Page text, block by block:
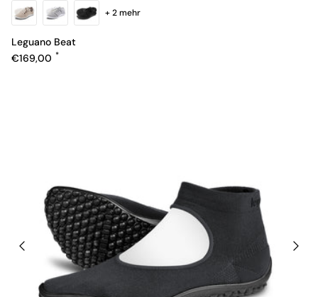
Leguano Beat
Normaler Preis
€169,00
+ 2 mehr